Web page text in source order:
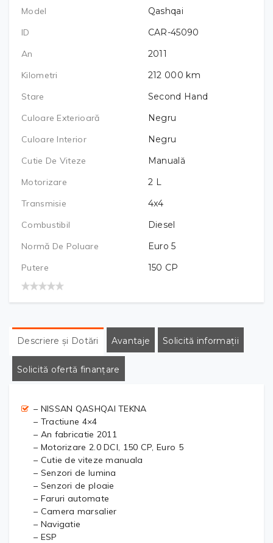
Model
Qashqai
ID
CAR-45090
An
2011
Kilometri
212 000 km
Stare
Second Hand
Culoare Exterioară
Negru
Culoare Interior
Negru
Cutie De Viteze
Manuală
Motorizare
2 L
Transmisie
4x4
Combustibil
Diesel
Normă De Poluare
Euro 5
Putere
150 CP
Descriere și Dotări Avantaje Solicită informații
Solicită ofertă finanțare
– NISSAN QASHQAI TEKNA
– Tractiune 4×4
– An fabricatie 2011
– Motorizare 2.0 DCI, 150 CP, Euro 5
– Cutie de viteze manuala
– Senzori de lumina
– Senzori de ploaie
– Faruri automate
– Camera marsalier
– Navigatie
– ESP